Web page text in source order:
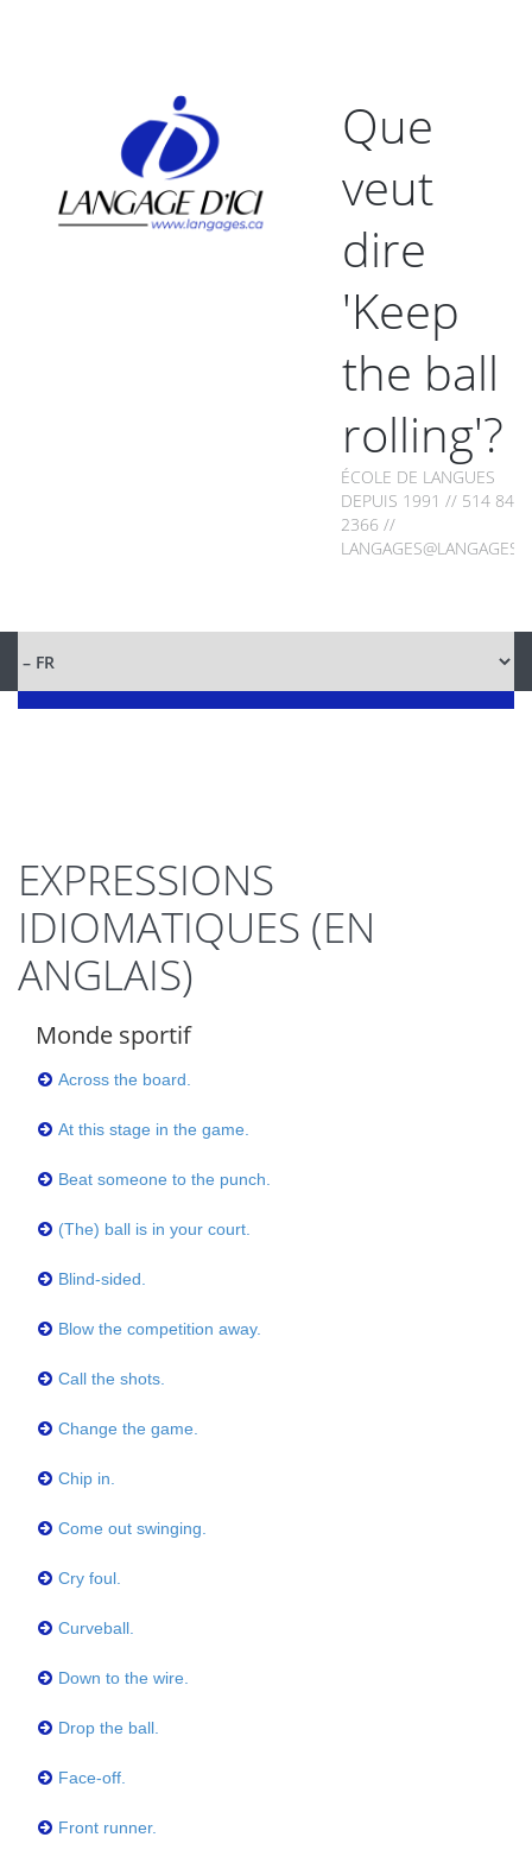
Que
veut
dire
'Keep
the ball
rolling'?
ÉCOLE DE LANGUES
DEPUIS 1991 // 514 849-
2366 //
EXPRESSIONS
IDIOMATIQUES (EN
ANGLAIS)
Monde sportif
Across the board.
At this stage in the game.
Beat someone to the punch.
(The) ball is in your court.
Blind-sided.
Blow the competition away.
Call the shots.
Change the game.
Chip in.
Come out swinging.
Cry foul.
Curveball.
Down to the wire.
Drop the ball.
Face-off.
Front runner.